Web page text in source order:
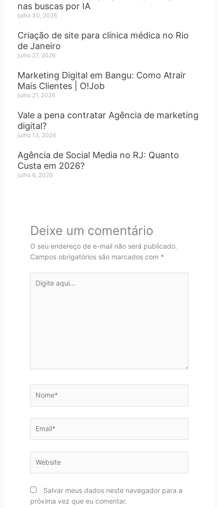
nas buscas por IA
julho 30, 2026
Criação de site para clínica médica no Rio
de Janeiro
julho 27, 2026
Marketing Digital em Bangu: Como Atrair
Mais Clientes | O!Job
julho 21, 2026
Vale a pena contratar Agência de marketing
digital?
julho 13, 2026
Agência de Social Media no RJ: Quanto
Custa em 2026?
julho 6, 2026
Deixe um comentário
O seu endereço de e-mail não será publicado.
Campos obrigatórios são marcados com *
aqui...
Salvar meus dados neste navegador para a
próxima vez que eu comentar.